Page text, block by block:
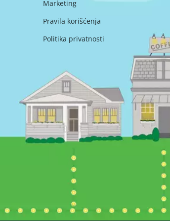
Marketing
Pravila korišćenja
Politika privatnosti